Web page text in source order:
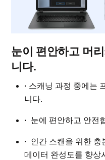
눈이 편안하고 머
니다.
· 스캐닝 과정 중에는
니다.
· 눈에 편안하고 안전
· 인간 스캔을 위한 충
데이터 완성도를 향상